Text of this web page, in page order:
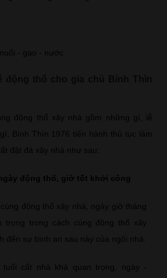
- gạo - nước
động thổ xây nhà gồm những gì, lễ
Bính Thìn 1976 tiến hành thủ tục làm
đặt đá xây nhà như sau:
động thổ, giờ tốt khởi công
động thổ xây nhà, ngày giờ tháng
trọng trong cách cúng động thổ xây
đến sự bình an sau này của ngôi nhà.
cất nhà khá quan trọng, ngày -